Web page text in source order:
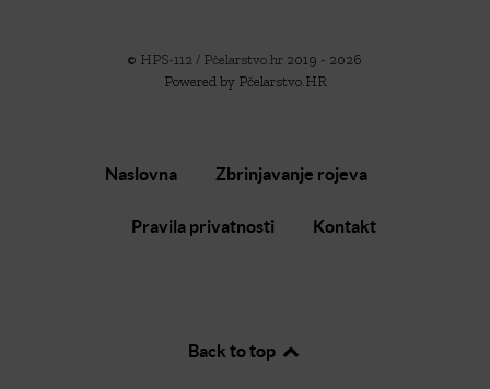
© HPS-112 / Pčelarstvo.hr 2019 - 2026
Powered by Pčelarstvo.HR
Naslovna Zbrinjavanje rojeva
Pravila privatnosti Kontakt
Back to top